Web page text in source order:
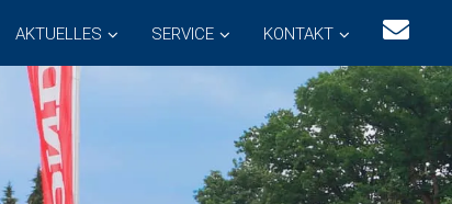
AKTUELLES SERVICE KONTAKT